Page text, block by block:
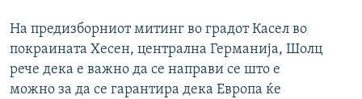
На предизборниот митинг во градот Касел во
покраината Хесен, централна Германија, Шолц
рече дека е важно да се направи се што е
можно за да се гарантира дека Европа ќе